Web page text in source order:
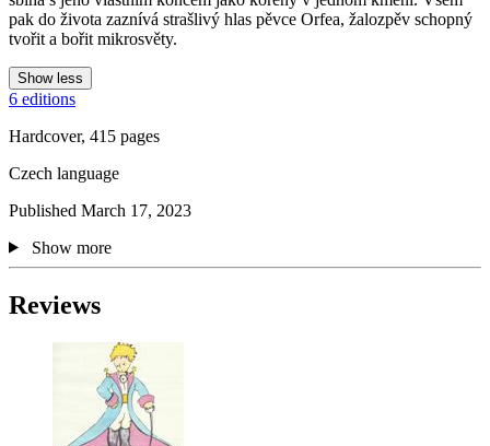
pak do života zaznívá strašlivý hlas pěvce Orfea, žalozpěv schopný
tvořit a bořit mikrosvěty.
Show less
6 editions
Hardcover, 415 pages
Czech language
Published March 17, 2023
Show more
Reviews